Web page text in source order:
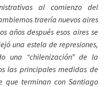
al comienzo del
traería nuevos aires
años después esos aires se
una estela de represiones,
una “chilenización” de la
las principales medidas de
que terminan con Santiago